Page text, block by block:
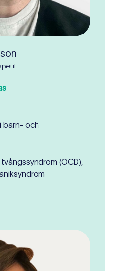
barn- och
(OCD),